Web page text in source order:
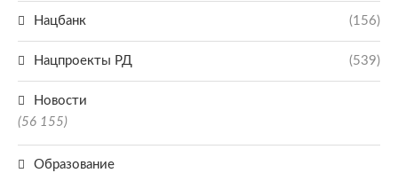
Нацбанк (156)
Нацпроекты РД (539)
Новости
(56 155)
Образование